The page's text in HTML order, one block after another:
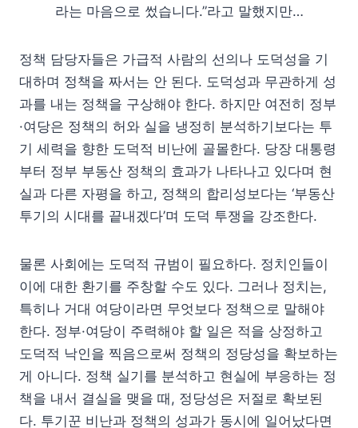
라는 마음으로 썼습니다.”라고 말했지만…
정책 담당자들은 가급적 사람의 선의나 도덕성을 기
대하며 정책을 짜서는 안 된다. 도덕성과 무관하게 성
과를 내는 정책을 구상해야 한다. 하지만 여전히 정부
·여당은 정책의 허와 실을 냉정히 분석하기보다는 투
기 세력을 향한 도덕적 비난에 골몰한다. 당장 대통령
부터 정부 부동산 정책의 효과가 나타나고 있다며 현
실과 다른 자평을 하고, 정책의 합리성보다는 ‘부동산
투기의 시대를 끝내겠다’며 도덕 투쟁을 강조한다.
물론 사회에는 도덕적 규범이 필요하다. 정치인들이
이에 대한 환기를 주창할 수도 있다. 그러나 정치는,
특히나 거대 여당이라면 무엇보다 정책으로 말해야
한다. 정부·여당이 주력해야 할 일은 적을 상정하고
도덕적 낙인을 찍음으로써 정책의 정당성을 확보하는
게 아니다. 정책 실기를 분석하고 현실에 부응하는 정
책을 내서 결실을 맺을 때, 정당성은 저절로 확보된
다. 투기꾼 비난과 정책의 성과가 동시에 일어났다면